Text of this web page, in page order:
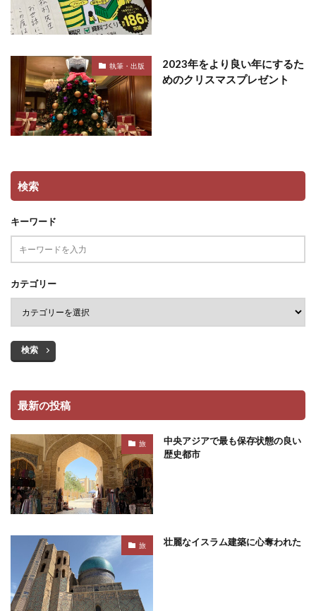
執筆・出版
2023年をより良い年にするた
めのクリスマスプレゼント
検索
キーワード
カテゴリー
検索
最新の投稿
旅
中央アジアで最も保存状態の良い
歴史都市
旅 壮麗なイスラム建築に心奪われた